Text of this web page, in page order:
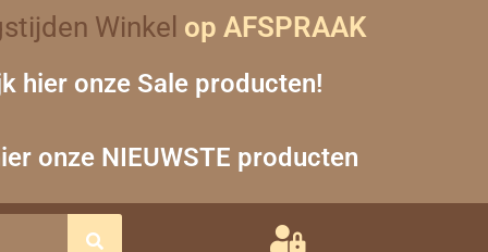
Winkel op AFSPRAAK
hier onze Sale producten!
onze NIEUWSTE producten